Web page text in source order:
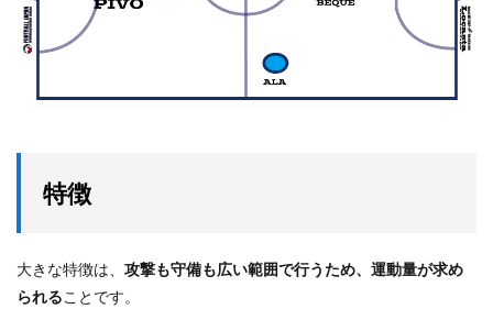
特徴
大きな特徴は、 攻撃も守備も広い範囲で行うため、運動量が求め
られることです。